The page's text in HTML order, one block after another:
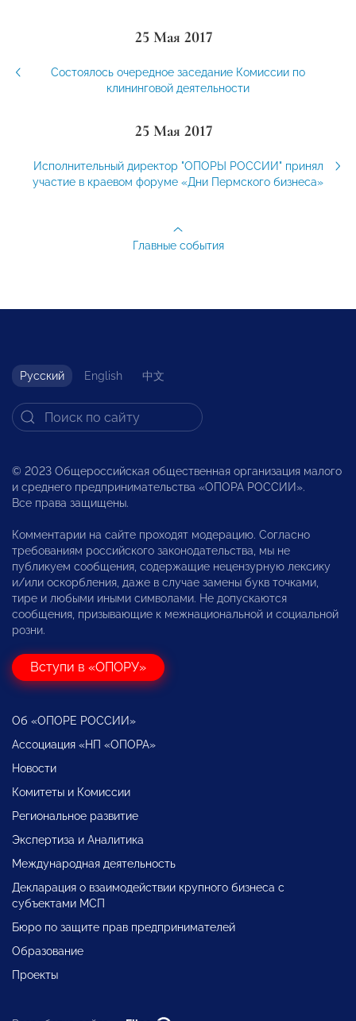
25 Мая 2017
Состоялось очередное заседание Комиссии по
клининговой деятельности
25 Мая 2017
Исполнительный директор "ОПОРЫ РОССИИ" принял
участие в краевом форуме «Дни Пермского бизнеса»
Главные события
Русский English 中文
© 2023 Общероссийская общественная организация малого
и среднего предпринимательства «ОПОРА РОССИИ».
Все права защищены.
Комментарии на сайте проходят модерацию. Согласно
требованиям российского законодательства, мы не
публикуем сообщения, содержащие нецензурную лексику
и/или оскорбления, даже в случае замены букв точками,
тире и любыми иными символами. Не допускаются
сообщения, призывающие к межнациональной и социальной
розни.
Вступи в «ОПОРУ»
Об «ОПОРЕ РОССИИ»
Ассоциация «НП «ОПОРА»
Новости
Комитеты и Комиссии
Региональное развитие
Экспертиза и Аналитика
Международная деятельность
Декларация о взаимодействии крупного бизнеса с
субъектами МСП
Бюро по защите прав предпринимателей
Образование
Проекты